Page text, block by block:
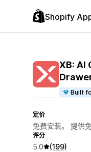
Shopify
XB: AI
Built
定价
免费安装。 提供免
评分
5.0 (199)